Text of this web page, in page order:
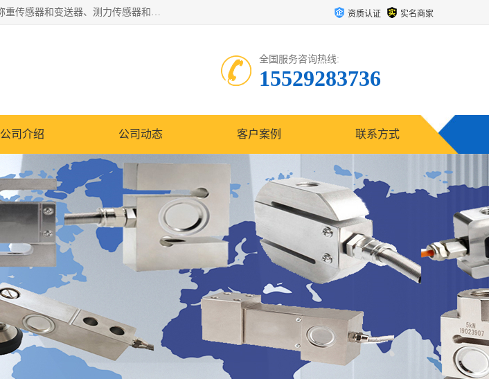
是集开发、生产和经营压力传感器和变送器、位移传感器和变送器、流量传感器和变送器、称重传感器和变送器、测力传感器和变送器、温湿度传感器和变送器、扭矩传感器、智能数显控制仪表等产品的化高新技术企业。 资质认证 实名商家
全国服务咨询热线:
15529283736
公司介绍 公司动态 客户案例 联系方式